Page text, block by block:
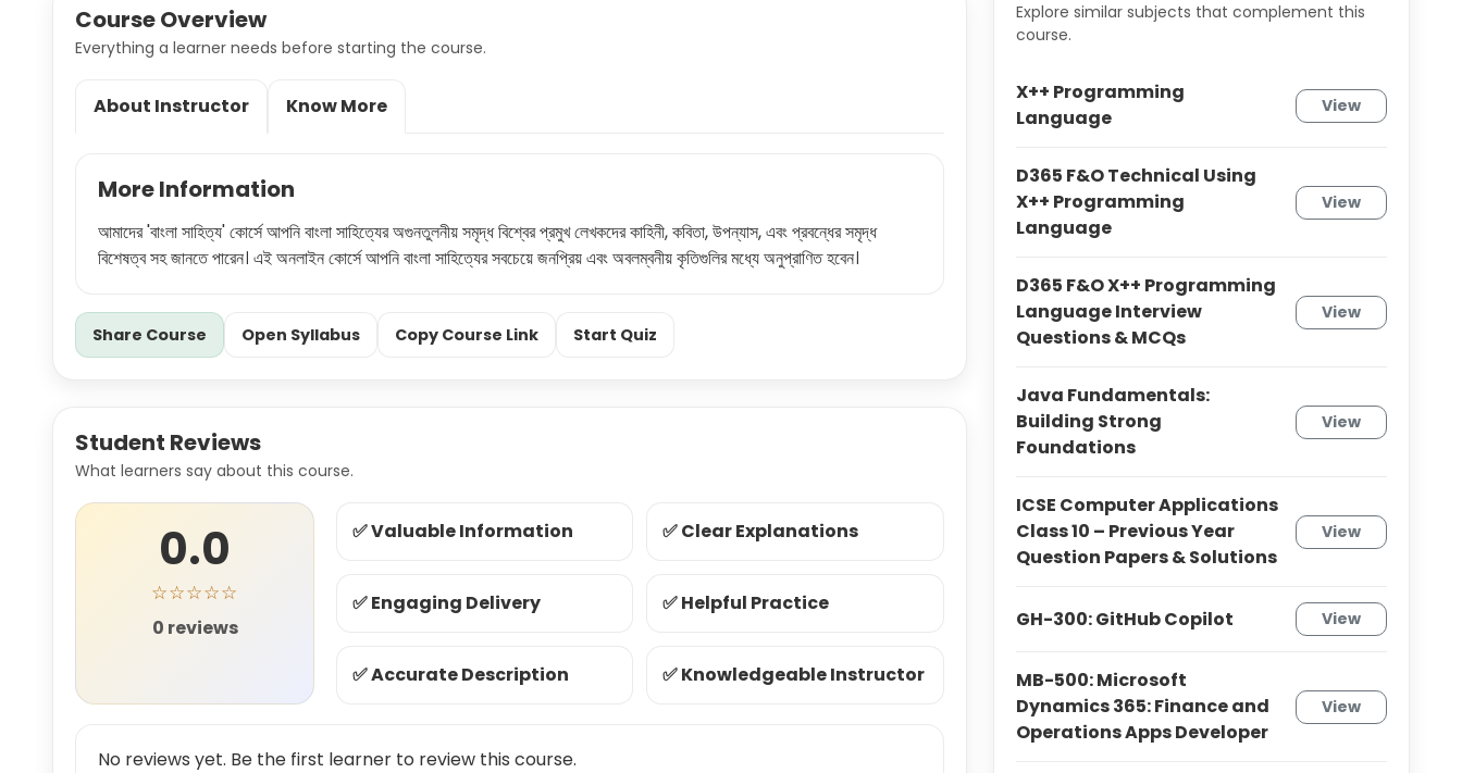
Course Overview
Everything a learner needs before starting the course.
About Instructor Know More
More Information
আমাদের 'বাংলা সাহিত্য' কোর্সে আপনি বাংলা সাহিত্যের অগুনতুলনীয় সমৃদ্ধ বিশ্বের প্রমুখ লেখকদের কাহিনী, কবিতা, উপন্যাস, এবং প্রবন্ধের সমৃদ্ধ
বিশেষত্ব সহ জানতে পারেন। এই অনলাইন কোর্সে আপনি বাংলা সাহিত্যের সবচেয়ে জনপ্রিয় এবং অবলম্বনীয় কৃতিগুলির মধ্যে অনুপ্রাণিত হবেন।
Share Course Open Syllabus Copy Course Link Start Quiz
Student Reviews
What learners say about this course.
0.0
☆☆☆☆☆
0 reviews
✅ Valuable Information ✅ Clear Explanations
✅ Engaging Delivery ✅ Helpful Practice
✅ Accurate Description ✅ Knowledgeable Instructor
No reviews yet. Be the first learner to review this course.
Explore similar subjects that complement this
course.
X++ Programming
Language
View
D365 F&O Technical Using
X++ Programming
Language
View
D365 F&O X++ Programming
Language Interview
Questions & MCQs
View
Java Fundamentals:
Building Strong
Foundations
View
ICSE Computer Applications
Class 10 – Previous Year
Question Papers & Solutions
View
GH-300: GitHub Copilot View
MB-500: Microsoft
Dynamics 365: Finance and
Operations Apps Developer
View